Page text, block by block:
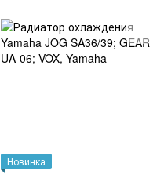
Новинка